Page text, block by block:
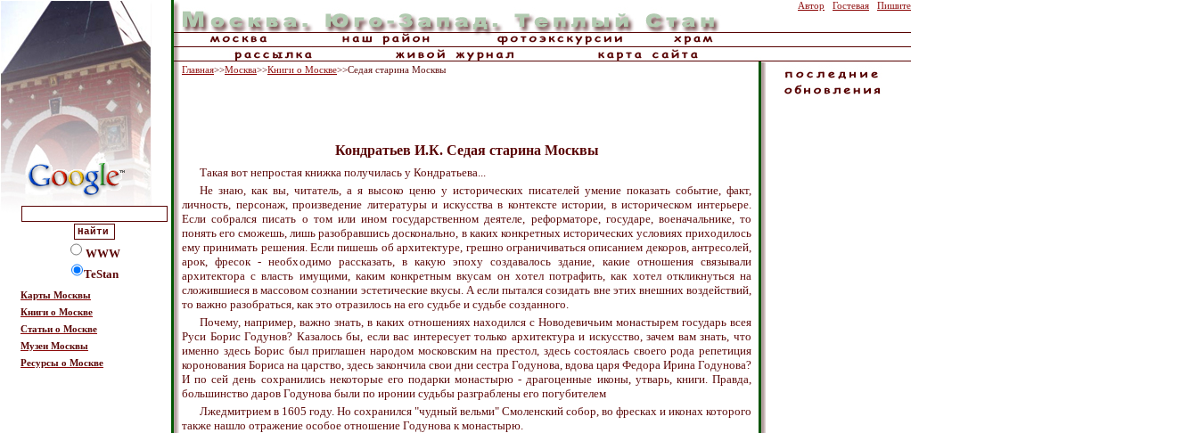
Автор Гостевая Пишите
WWW
TeStan
Карты Москвы
Книги о Москве
Статьи о Москве
Музеи Москвы
Ресурсы о Москве
Главная>>Москва>>Книги о Москве>>Седая старина Москвы
Кондратьев И.К. Седая старина Москвы
Такая вот непростая книжка получилась у Кондратьева...
Не знаю, как вы, читатель, а я высоко ценю у исторических писателей умение показать событие, факт,
личность, персонаж, произведение литературы и искусства в контексте истории, в историческом интерьере.
Если собрался писать о том или ином государственном деятеле, реформаторе, государе, военачальнике, то
понять его сможешь, лишь разобравшись досконально, в каких конкретных исторических условиях приходилось
ему принимать решения. Если пишешь об архитектуре, грешно ограничиваться описанием декоров, антресолей,
арок, фресок - необходимо рассказать, в какую эпоху создавалось здание, какие отношения связывали
архитектора с власть имущими, каким конкретным вкусам он хотел потрафить, как хотел откликнуться на
сложившиеся в массовом сознании эстетические вкусы. А если пытался созидать вне этих внешних воздействий,
то важно разобраться, как это отразилось на его судьбе и судьбе созданного.
Почему, например, важно знать, в каких отношениях находился с Новодевичьим монастырем государь всея
Руси Борис Годунов? Казалось бы, если вас интересует только архитектура и искусство, зачем вам знать, что
именно здесь Борис был приглашен народом московским на престол, здесь состоялась своего рода репетиция
коронования Бориса на царство, здесь закончила свои дни сестра Годунова, вдова царя Федора Ирина Годунова?
И по сей день сохранились некоторые его подарки монастырю - драгоценные иконы, утварь, книги. Правда,
большинство даров Годунова были по иронии судьбы разграблены его погубителем
Лжедмитрием в 1605 году. Но сохранился "чудный вельми" Смоленский собор, во фресках и иконах которого
также нашло отражение особое отношение Годунова к монастырю.